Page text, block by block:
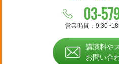
03-
営業時間：
講演料や
お問い合